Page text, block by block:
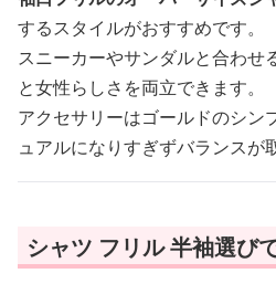
するスタイルがおすすめです。
スニーカーやサンダルと合わせ
と女性らしさを両立できます。
アクセサリーはゴールドのシン
ュアルになりすぎずバランスが
シャツ フリル 半袖選び